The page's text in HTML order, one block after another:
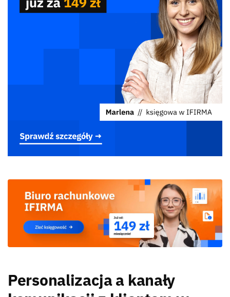
Personalizacja a kanały